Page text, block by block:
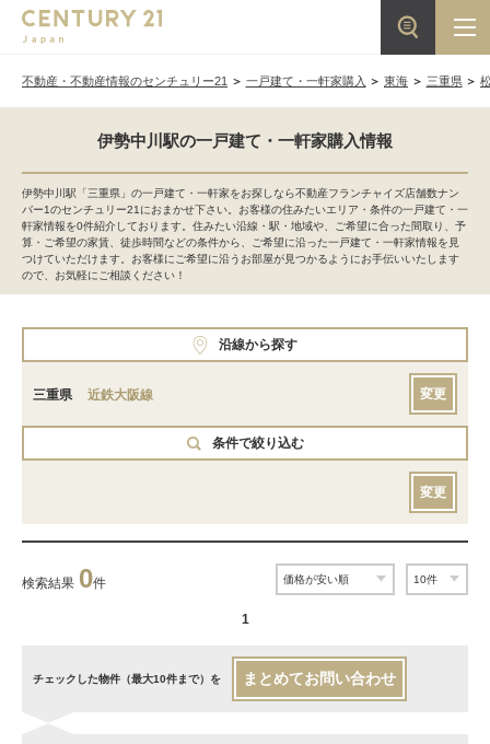
不動産・不動産情報のセンチュリー21 一戸建て・一軒家購入 東海 三重県
伊勢中川駅の一戸建て・一軒家購入情報
伊勢中川駅「三重県」の一戸建て・一軒家をお探しなら不動産フランチャイズ店舗数ナン
バー1のセンチュリー21におまかせ下さい。お客様の住みたいエリア・条件の一戸建て・一
軒家情報を0件紹介しております。住みたい沿線・駅・地域や、ご希望に合った間取り、予
算・ご希望の家賃、徒歩時間などの条件から、ご希望に沿った一戸建て・一軒家情報を見
つけていただけます。お客様にご希望に沿うお部屋が見つかるようにお手伝いいたします
ので、お気軽にご相談ください！
沿線から探す
三重県 近鉄大阪線 変更
条件で絞り込む
変更
検索結果 0件
1
チェックした物件（最大10件まで）を まとめてお問い合わせ